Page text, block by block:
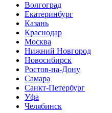
Волгоград
Екатеринбург
Казань
Краснодар
Москва
Нижний Новгород
Новосибирск
Ростов-на-Дону
Самара
Санкт-Петербург
Уфа
Челябинск